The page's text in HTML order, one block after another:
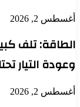
أغسطس 2, 2026
الطاقة: تلف
وعودة التيار
أغسطس 2, 2026